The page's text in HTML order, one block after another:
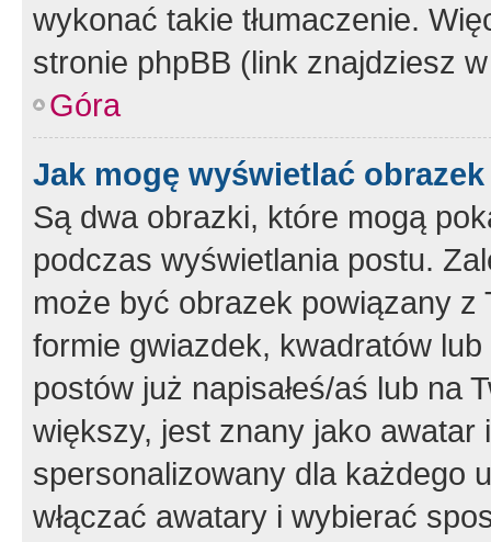
wykonać takie tłumaczenie.
stronie phpBB (link znajdziesz
Góra
Jak mogę wyświetlać
Są dwa obrazki, które mogą
podczas wyświetlania postu.
może być obrazek powiązany z
formie gwiazdek, kwadratów
postów już napisałeś/aś lub na
większy, jest znany jako
spersonalizowany dla każdego
włączać awatary i wybierać